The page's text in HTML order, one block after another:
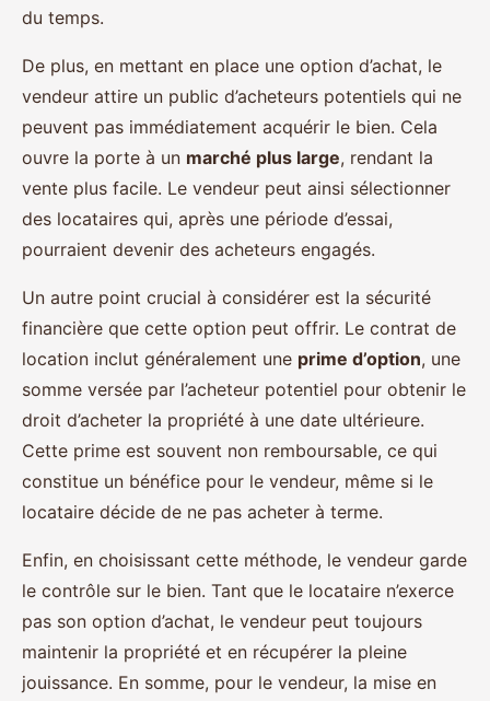
du temps.
De plus, en mettant en place une option d’achat, le
vendeur attire un public d’acheteurs potentiels qui ne
peuvent pas immédiatement acquérir le bien. Cela
ouvre la porte à un marché plus large, rendant la
vente plus facile. Le vendeur peut ainsi sélectionner
des locataires qui, après une période d’essai,
pourraient devenir des acheteurs engagés.
Un autre point crucial à considérer est la sécurité
financière que cette option peut offrir. Le contrat de
location inclut généralement une prime d’option, une
somme versée par l’acheteur potentiel pour obtenir le
droit d’acheter la propriété à une date ultérieure.
Cette prime est souvent non remboursable, ce qui
constitue un bénéfice pour le vendeur, même si le
locataire décide de ne pas acheter à terme.
Enfin, en choisissant cette méthode, le vendeur garde
le contrôle sur le bien. Tant que le locataire n’exerce
pas son option d’achat, le vendeur peut toujours
maintenir la propriété et en récupérer la pleine
jouissance. En somme, pour le vendeur, la mise en